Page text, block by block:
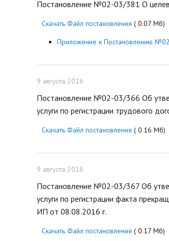
Постановление №02-03/381 О
Скачать Файл постановления ( 0.07 Мб)
Приложение к Постановлению
9 августа 2016
Постановление №02-03/366 Об
услуги по регистрации трудового
Скачать Файл постановления ( 0.16 Мб)
9 августа 2016
Постановление №02-03/367 Об
услуги по регистрации факта
ИП от 08.08.2016 г.
Скачать Файл постановления ( 0.17 Мб)